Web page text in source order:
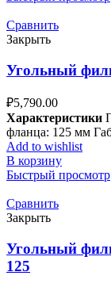
Сравнить
Закрыть
Угольный
₽5,790.00
Характеристики
фланца: 125 мм
Add to wishlist
В корзину
Быстрый просмотр
Сравнить
Закрыть
Угольный
125